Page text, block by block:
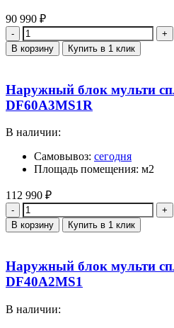
90 990 ₽
Количество
В корзину Купить в 1 клик
Наружный блок мульти
DF60A3MS1R
В наличии:
Самовывоз: сегодня
Площадь помещения: м2
112 990 ₽
Количество
В корзину Купить в 1 клик
Наружный блок мульти
DF40A2MS1
В наличии: